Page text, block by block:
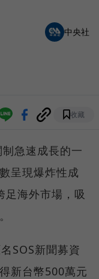
中央社
收藏
急速成長的一
呈現爆炸性成
足海外市場，吸
SOS新聞募資
新台幣500萬元